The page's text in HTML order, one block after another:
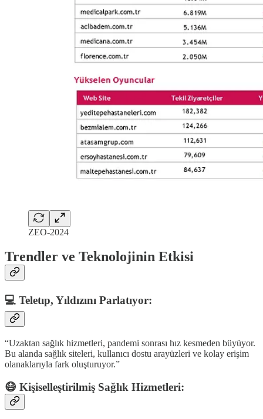
ZEO-2024
Trendler ve Teknolojinin Etkisi
💻 Teletıp, Yıldızını Parlatıyor:
“Uzaktan sağlık hizmetleri, pandemi sonrası hız kesmeden büyüyor.
Bu alanda sağlık siteleri, kullanıcı dostu arayüzleri ve kolay erişim
olanaklarıyla fark oluşturuyor.”
😷 Kişiselleştirilmiş Sağlık Hizmetleri: